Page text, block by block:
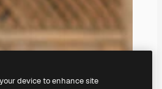
device to enhance site